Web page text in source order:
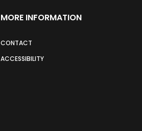
MORE INFORMATION
CONTACT
ACCESSIBILITY